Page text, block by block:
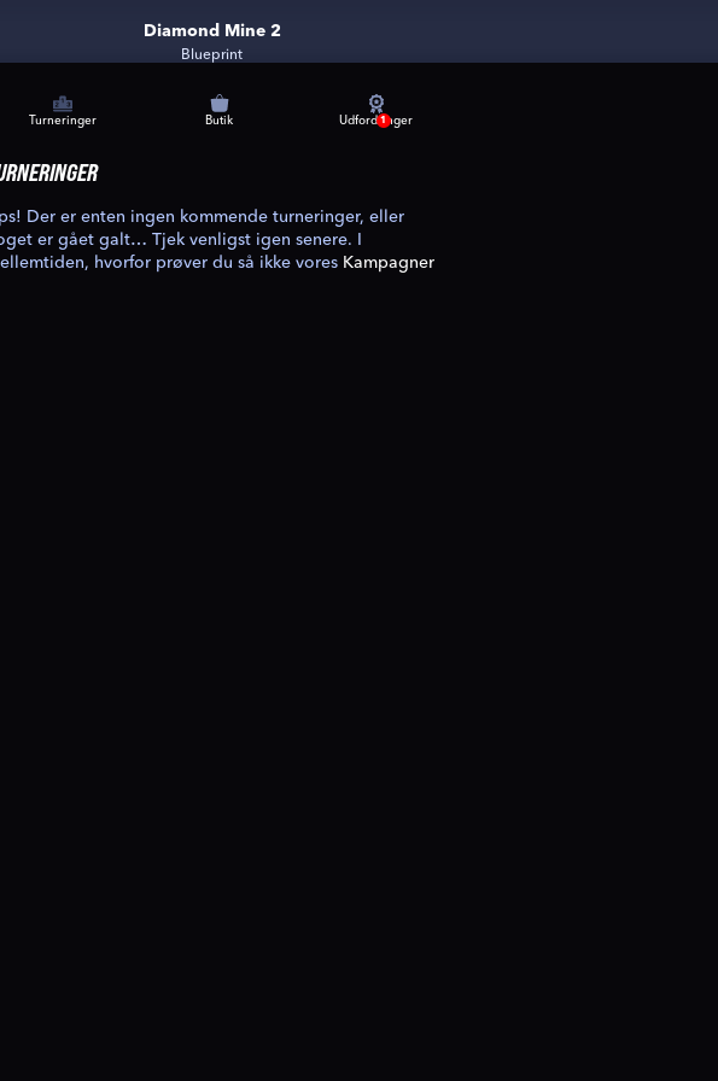
Diamond Mine 2
Blueprint
Turneringer Butik 1
Udfordringer
Der er enten ingen kommende turneringer, eller
er gået galt… Tjek venligst igen senere. I
hvorfor prøver du så ikke vores Kampagner